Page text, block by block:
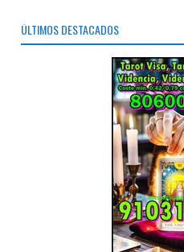
ÚLTIMOS DESTACADOS